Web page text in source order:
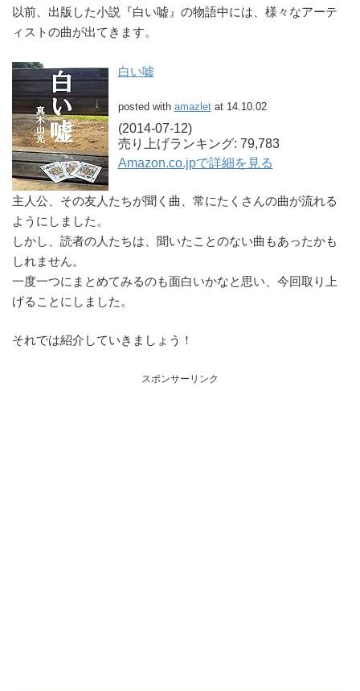
以前、出版した小説『白い嘘』の物語中には、様々なアーテ
ィストの曲が出てきます。
白い嘘
posted with amazletat 14.10.02
(2014-07-12)
売り上げランキング: 79,783
Amazon.co.jpで詳細を見る
主人公、その友人たちが聞く曲、常にたくさんの曲が流れる
ようにしました。
しかし、読者の人たちは、聞いたことのない曲もあったかも
しれません。
一度一つにまとめてみるのも面白いかなと思い、今回取り上
げることにしました。
それでは紹介していきましょう！
スポンサーリンク